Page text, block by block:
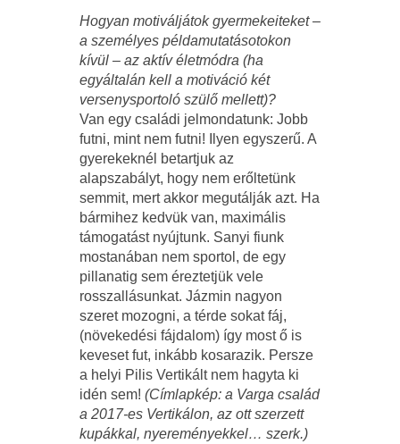
Hogyan motiváljátok gyermekeiteket –
a személyes példamutatásotokon
kívül – az aktív életmódra (ha
egyáltalán kell a motiváció két
versenysportoló szülő mellett)?
Van egy családi jelmondatunk: Jobb
futni, mint nem futni! Ilyen egyszerű. A
gyerekeknél betartjuk az
alapszabályt, hogy nem erőltetünk
semmit, mert akkor megutálják azt. Ha
bármihez kedvük van, maximális
támogatást nyújtunk. Sanyi fiunk
mostanában nem sportol, de egy
pillanatig sem éreztetjük vele
rosszallásunkat. Jázmin nagyon
szeret mozogni, a térde sokat fáj,
(növekedési fájdalom) így most ő is
keveset fut, inkább kosarazik. Persze
a helyi Pilis Vertikált nem hagyta ki
idén sem! (Címlapkép: a Varga család
a 2017-es Vertikálon, az ott szerzett
kupákkal, nyereményekkel… szerk.)